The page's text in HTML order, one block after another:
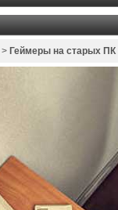
> Геймеры на старых ПК